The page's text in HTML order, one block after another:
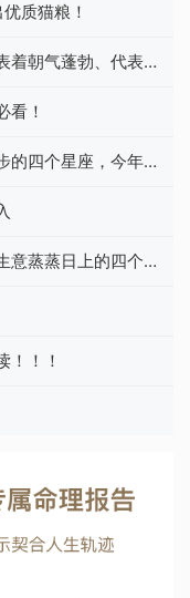
质猫粮！
着朝气蓬勃、代表着
看！
的四个星座，今年更
意蒸蒸日上的四个星
！！！